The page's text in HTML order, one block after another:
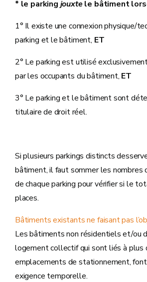
* le parking jouxtele bâtiment
1° Il existe une connexion physique/
parking et le bâtiment, ET
2° Le parking est utilisé
par les occupants du bâtiment, ET
3° Le parking et le bâtiment sont
titulaire de droit réel.
Si plusieurs parkings distincts
bâtiment, il faut sommer les nombres
de chaque parking pour vérifier si le
places.
Bâtiments existants ne faisant pas
Les bâtiments non résidentiels et/ou
logement collectif qui sont liés à plus
emplacements de stationnement, font
exigence temporelle.